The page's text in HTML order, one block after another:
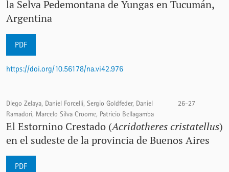
la Selva Pedemontana de Yungas en Tucumán,
Argentina
PDF
https://doi.org/10.56178/na.vi42.976
Diego Zelaya, Daniel Forcelli, Sergio Goldfeder, Daniel
Ramadori, Marcelo Silva Croome, Patricio Bellagamba
26-27
El Estornino Crestado (Acridotheres cristatellus)
en el sudeste de la provincia de Buenos Aires
PDF